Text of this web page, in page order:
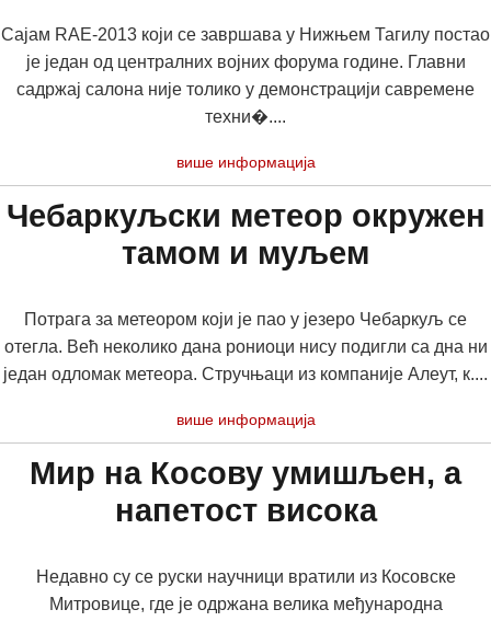
Сајам RAE-2013 који се завршава у Нижњем Тагилу постао
је један од централних војних форума године. Главни
садржај салона није толико у демонстрацији савремене
техни�....
више информација
Чебаркуљски метеор окружен
тамом и муљем
Потрага за метеором који је пао у језеро Чебаркуљ се
отегла. Већ неколико дана рониоци нису подигли са дна ни
један одломак метеора. Стручњаци из компаније Алеут, к....
више информација
Мир на Косову умишљен, а
напетост висока
Недавно су се руски научници вратили из Косовске
Митровице, где је одржана велика међународна